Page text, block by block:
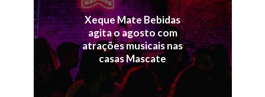
Xeque Mate Bebidas
agita o agosto com
atrações musicais nas
casas Mascate